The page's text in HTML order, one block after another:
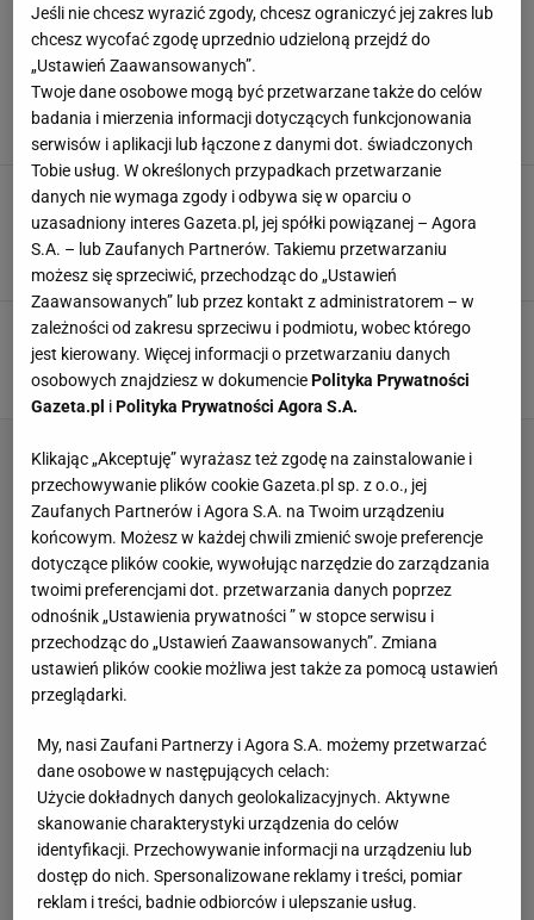
MARZENIA
Tak szczerze jeszcze nie było w "The Voice
Kids". Blanka wyznała, co jest jej marzeniem
Dominika Kowalska, 7 MARCA 2026, 10:37
Smaszcz o niespełnionym marzeniu z
Kurzajewskim. Nie wyszło przez problemy
zdrowotne
Dominika Kowalska,15 LISTOPADA 2023, 22:24
Dorota Gardias już tego nie ukrywa. Wyszło na
jaw, co szykuje w tajemnicy
Magdalena Mućka,26 WRZEŚNIA 2023, 11:54
Jeśli nie chcesz wyrazić zgody, chcesz ograniczyć jej zakres lub
chcesz wycofać zgodę uprzednio udzieloną przejdź do
„Ustawień Zaawansowanych”.
Twoje dane osobowe mogą być przetwarzane także do celów
badania i mierzenia informacji dotyczących funkcjonowania
serwisów i aplikacji lub łączone z danymi dot. świadczonych
Tobie usług. W określonych przypadkach przetwarzanie
danych nie wymaga zgody i odbywa się w oparciu o
uzasadniony interes Gazeta.pl, jej spółki powiązanej – Agora
S.A. – lub Zaufanych Partnerów. Takiemu przetwarzaniu
możesz się sprzeciwić, przechodząc do „Ustawień
Zaawansowanych” lub przez kontakt z administratorem – w
zależności od zakresu sprzeciwu i podmiotu, wobec którego
jest kierowany. Więcej informacji o przetwarzaniu danych
osobowych znajdziesz w dokumenciePolityka Prywatności
Gazeta.pl iPolityka Prywatności Agora S.A.
Klikając „Akceptuję” wyrażasz też zgodę na zainstalowanie i
przechowywanie plików cookie Gazeta.pl sp. z o.o., jej
Zaufanych Partnerów i Agora S.A. na Twoim urządzeniu
końcowym. Możesz w każdej chwili zmienić swoje preferencje
dotyczące plików cookie, wywołując narzędzie do zarządzania
twoimi preferencjami dot. przetwarzania danych poprzez
odnośnik „Ustawienia prywatności ” w stopce serwisu i
przechodząc do „Ustawień Zaawansowanych”. Zmiana
ustawień plików cookie możliwa jest także za pomocą ustawień
przeglądarki.
My, nasi Zaufani Partnerzy i Agora S.A. możemy przetwarzać
dane osobowe w następujących celach:
Użycie dokładnych danych geolokalizacyjnych. Aktywne
skanowanie charakterystyki urządzenia do celów
identyfikacji. Przechowywanie informacji na urządzeniu lub
dostęp do nich. Spersonalizowane reklamy i treści, pomiar
reklam i treści, badnie odbiorców i ulepszanie usług.